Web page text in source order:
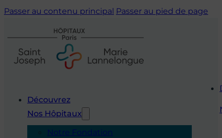
Passer au contenu principal Passer au pied de page
Découvrez
Nos Hôpitaux
Notre Fondation